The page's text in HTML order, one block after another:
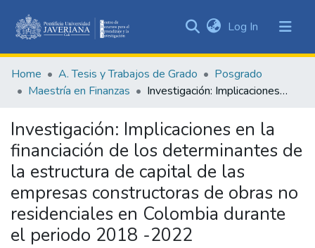
&
Collections
Statistics
Log In (current)
Home A. Tesis y Trabajos de Grado
Posgrado
Maestría en Finanzas
Investigación: Implicaciones en la financiación de los determinantes de la estructura de capital de las empresas constructoras de obras no residenciales en Colombia durante el periodo 2018 -2022
Investigación: Implicaciones en la
financiación de los determinantes de
la estructura de capital de las
empresas constructoras de obras no
residenciales en Colombia durante
el periodo 2018 -2022